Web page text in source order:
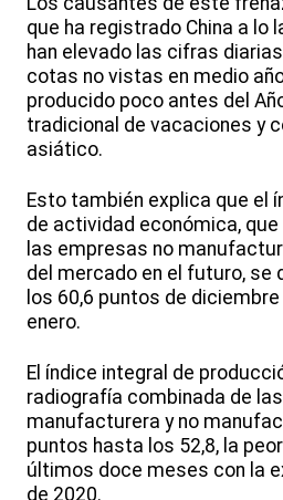
que ha registrado China a lo
han elevado las cifras
cotas no vistas en medio
producido poco antes del
tradicional de vacaciones y
asiático.
Esto también explica que el
de actividad económica,
las empresas no
del mercado en el futuro, se
los 60,6 puntos de
enero.
El índice integral de
radiografía combinada de
manufacturera y no
puntos hasta los 52,8, la
últimos doce meses con la
de 2020.